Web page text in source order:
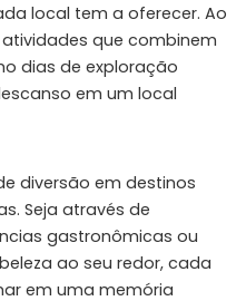
local tem a oferecer. Ao
que combinem
dias de exploração
em um local
diversão em destinos
Seja através de
gastronômicas ou
ao seu redor, cada
em uma memória